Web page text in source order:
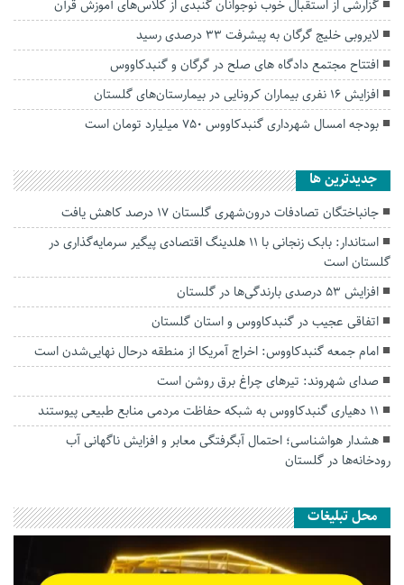
گزارشی از استقبال خوب نوجوانان گنبدی از کلاس‌های آموزش قرآن
لایروبی خلیج گرگان به پیشرفت ۳۳ درصدی رسید
افتتاح مجتمع دادگاه های صلح در گرگان و گنبدکاووس
افزایش ۱۶ نفری بیماران کرونایی در بیمارستان‌های گلستان
بودجه امسال شهرداری گنبدکاووس ۷۵۰ میلیارد تومان است
جديدترين ها
جانباختگان تصادفات درون‌شهری گلستان ۱۷ درصد کاهش یافت
استاندار: بابک زنجانی با ۱۱ هلدینگ اقتصادی پیگیر سرمایه‌گذاری در
گلستان است
افزایش ۵۳ درصدی بارندگی‌ها در گلستان
اتفاقی عجیب در‌ گنبدکاووس و استان گلستان
امام جمعه گنبدکاووس: اخراج آمریکا از منطقه درحال نهایی‌شدن است
صدای شهروند: تیرهای چراغ برق روشن است
۱۱ دهیاری گنبدکاووس به شبکه حفاظت مردمی منابع طبیعی پیوستند
هشدار هواشناسی؛ احتمال آبگرفتگی معابر و افزایش ناگهانی آب
رودخانه‌ها در گلستان
محل تبلیغات